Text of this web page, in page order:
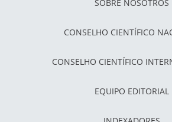
SOBRE NOSOTROS
CONSELHO CIENTÍFICO
CONSELHO CIENTÍFICO
EQUIPO EDITORIAL